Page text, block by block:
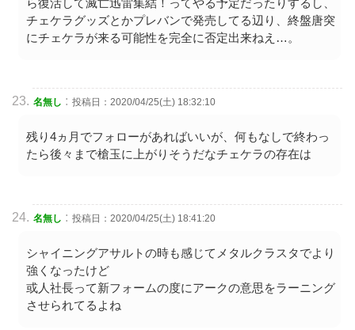
ら復活して滅亡迅雷集結！ってやる予定だったりするし、
チェケラグッズとかプレバンで発売してる辺り、終盤唐突
にチェケラが来る可能性を完全に否定出来ねえ…。
名無し : 投稿日：2020/04/25(土) 18:32:10
残り4ヵ月でフォローがあればいいが、何もなしで終わっ
たら後々まで槍玉に上がりそうだなチェケラの存在は
名無し : 投稿日：2020/04/25(土) 18:41:20
シャイニングアサルトの時も感じてメタルクラスタでより
強くなったけど
或人社長って新フォームの度にアークの意思をラーニング
させられてるよね